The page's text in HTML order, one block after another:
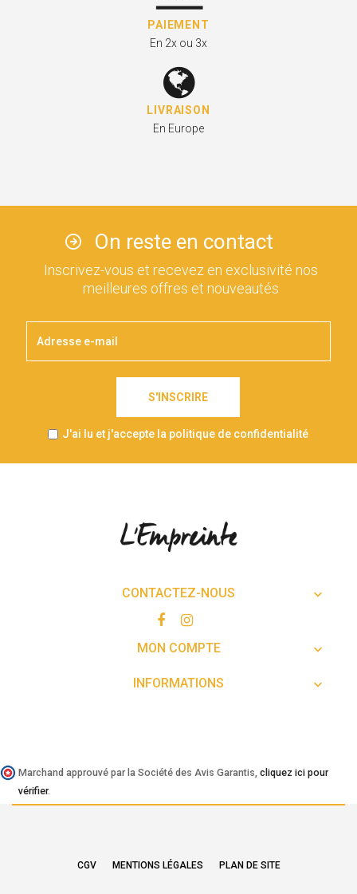
PAIEMENT
En 2x ou 3x
LIVRAISON
En Europe
On reste en contact
Inscrivez-vous et recevez en exclusivité nos
meilleures offres et nouveautés
S'INSCRIRE
J'ai lu et j'accepte la politique de confidentialité
CONTACTEZ-NOUS 
MON COMPTE 
INFORMATIONS 
Marchand approuvé par la Société des Avis Garantis, cliquez ici pour
vérifier.
CGV MENTIONS LÉGALES PLAN DE SITE